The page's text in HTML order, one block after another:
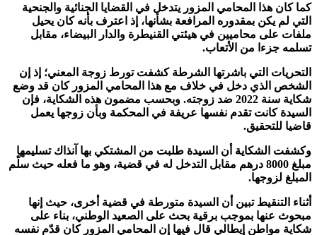
كما كان هذا المحامي المزور يتدخل في القضايا الجنائية والجنحية
التي لم يكن بمقدوره المرافعة بشأنها، إذ اعترف بأنه كان يحيل
ملفات على محاميين في هيئتي القنيطرة والدار البيضاء، مقابل
تسلمه جزءا من الأتعاب.
التحريات التي باشرتها الشرطة كشفت تورط زوجة المعني؛ إذ إن
الشخص الذي دخل في خلاف مع هذا المحامي المزور كان قد وضع
شكاية سنة 2022 ضد زوجته. وبحسب مضمون هذه الشكاية، فإن
السيدة كانت تقدم نفسها عريفة في المحكمة وبأن زوجها يعمل
قاضيا للتحقيق.
وكشفت الشكاية أن السيدة طلبت من المشتكي بها آنذاك تسليمها
مبلغ 8000 درهم مقابل التدخل له في قضية، وهو ما فعله حيث سلّم
المبلغ لزوجها.
أثناء التنقيط تبين أن السيدة متورطة في قضية أخرى، حيث إنها
مبحوث عنها بموجب برقية بحث على الصعيد الوطني، بناء على
شكاية مواطن إيطالي قال فيها إن المحامي المزور كان قدّم نفسه